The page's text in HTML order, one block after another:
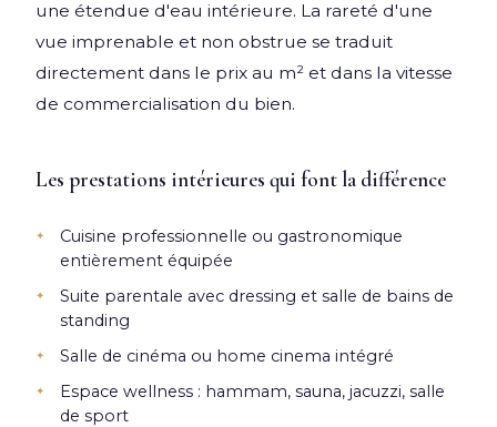
une étendue d'eau intérieure. La rareté d'une
vue imprenable et non obstrue se traduit
directement dans le prix au m² et dans la vitesse
de commercialisation du bien.
Les prestations intérieures qui font la différence
Cuisine professionnelle ou gastronomique
entièrement équipée
Suite parentale avec dressing et salle de bains de
standing
Salle de cinéma ou home cinema intégré
Espace wellness : hammam, sauna, jacuzzi, salle
de sport